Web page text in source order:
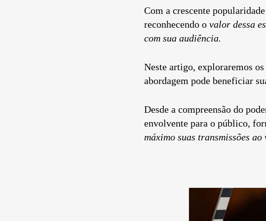
Com a crescente
reconhecendo o valor dessa
com sua audiência.
Neste artigo, exploraremos
abordagem pode beneficiar
Desde a compreensão do
envolvente para o público,
máximo suas transmissões ao